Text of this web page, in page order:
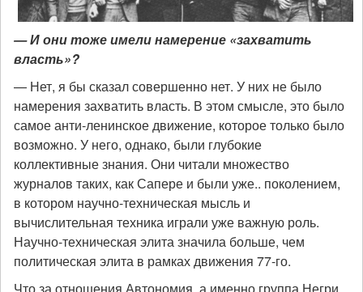
— И они тоже имели намерение «захватить
власть»?
— Нет, я бы сказал совершенно нет. У них не было
намерения захватить власть. В этом смысле, это было
самое анти-ленинское движение, которое только было
возможно. У него, однако, были глубокие
коллективные знания. Они читали множество
журналов таких, как Сапере и были уже.. поколением,
в котором научно-техническая мысль и
вычислительная техника играли уже важную роль.
Научно-техническая элита значила больше, чем
политическая элита в рамках движения 77-го.